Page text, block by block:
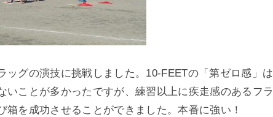
ッグの演技に挑戦しました。10-FEETの「第ゼロ感」は
いことが多かったですが、練習以上に疾走感のあるフラ
箱を成功させることができました。本番に強い！